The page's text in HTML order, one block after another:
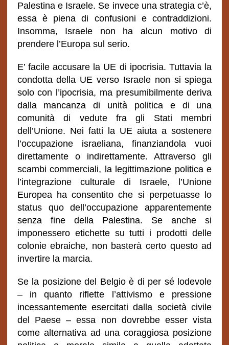
Palestina e Israele. Se invece una strategia c’è,
essa è piena di confusioni e contraddizioni.
Insomma, Israele non ha alcun motivo di
prendere l’Europa sul serio.
E’ facile accusare la UE di ipocrisia. Tuttavia la
condotta della UE verso Israele non si spiega
solo con l’ipocrisia, ma presumibilmente deriva
dalla mancanza di unità politica e di una
comunità di vedute fra gli Stati membri
dell’Unione. Nei fatti la UE aiuta a sostenere
l’occupazione israeliana, finanziandola vuoi
direttamente o indirettamente. Attraverso gli
scambi commerciali, la legittimazione politica e
l’integrazione culturale di Israele, l’Unione
Europea ha consentito che si perpetuasse lo
status quo dell’occupazione apparentemente
senza fine della Palestina. Se anche si
imponessero etichette su tutti i prodotti delle
colonie ebraiche, non basterà certo questo ad
invertire la marcia.
Se la posizione del Belgio è di per sé lodevole
– in quanto riflette l’attivismo e pressione
incessantemente esercitati dalla società civile
del Paese – essa non dovrebbe esser vista
come alternativa ad una coraggiosa posizione